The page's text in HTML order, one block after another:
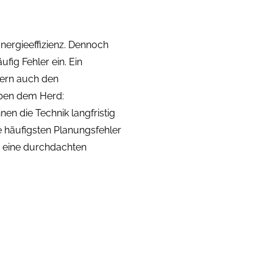
Dennoch
Fehler ein. Ein
auch den
dem Herd:
die Technik langfristig
häufigsten Planungsfehler
durchdachten